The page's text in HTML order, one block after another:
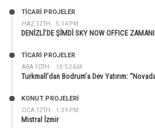
HAZ 12TH 5:14 PM
TİCARİ PROJELER
DENİZLİ’DE ŞİMDİ SKY NOW OFFICE ZAMANI
ARA 10TH 10:52 AM
TİCARİ PROJELER
Turkmall’dan Bodrum’a Dev Yatırım:
OCA 12TH 1:39 PM
KONUT PROJELERI
Mistral İzmir